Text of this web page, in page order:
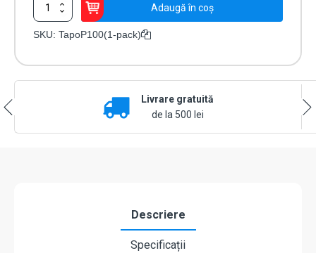
Cantitate
Priza
inteligenta,
Adaugă în coș
SKU: TapoP100(1-pack)
Livrare gratuită
de la 500 lei
Descriere
Specificații